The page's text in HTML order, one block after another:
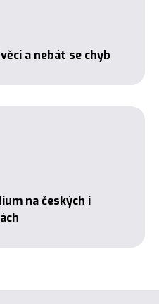
a nebát se chyb
na českých i